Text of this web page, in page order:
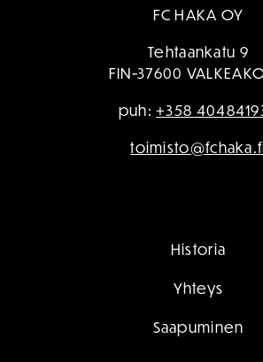
FC HAKA OY
Tehtaankatu 9
FIN-37600
puh:+358
Historia
Yhteys
Saapuminen